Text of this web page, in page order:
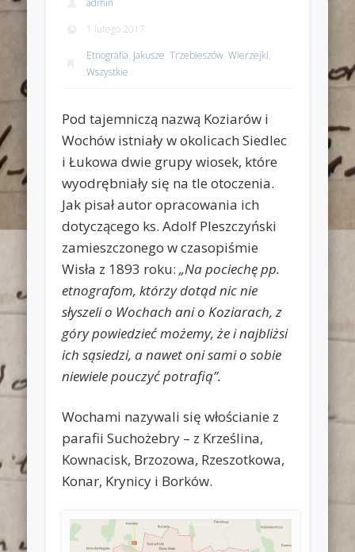
1 lutego 2017
Etnografia, Jakusze,Trzebieszów,Wierzejki,
Wszystkie
Pod tajemniczą nazwą Koziarów i
Wochów istniały w okolicach Siedlec
i Łukowa dwie grupy wiosek, które
wyodrębniały się na tle otoczenia.
Jak pisał autor opracowania ich
dotyczącego ks. Adolf Pleszczyński
zamieszczonego w czasopiśmie
Wisła z 1893 roku:„Na pociechę pp.
etnografom, którzy dotąd nic nie
słyszeli o Wochach ani o Koziarach, z
góry powiedzieć możemy, że i najbliżsi
ich sąsiedzi, a nawet oni sami o sobie
niewiele pouczyć potrafią”.
Wochami nazywali się włościanie z
parafii Suchożebry – z Krześlina,
Kownacisk, Brzozowa, Rzeszotkowa,
Konar, Krynicy i Borków.